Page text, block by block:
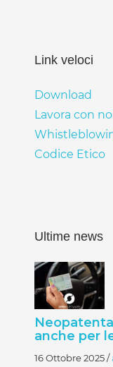
Link veloci
Download
Lavora con
Codice Etico
Ultime news
anche per
16 Ottobre 2025/